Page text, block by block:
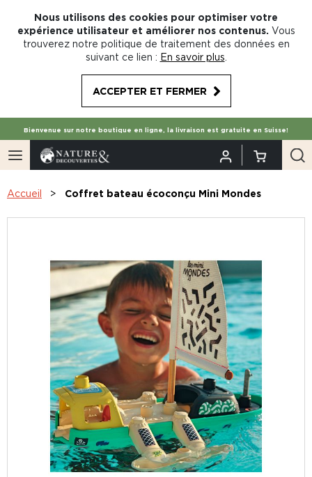
Nous utilisons des cookies pour optimiser votre
expérience utilisateur et améliorer nos contenus. Vous
trouverez notre politique de traitement des données en
suivant ce lien : En savoir plus
ACCEPTER ET FERMER
Bienvenue sur notre boutique en ligne, la livraison est gratuite en Suisse!
Accueil Coffret bateau écoconçu Mini Mondes